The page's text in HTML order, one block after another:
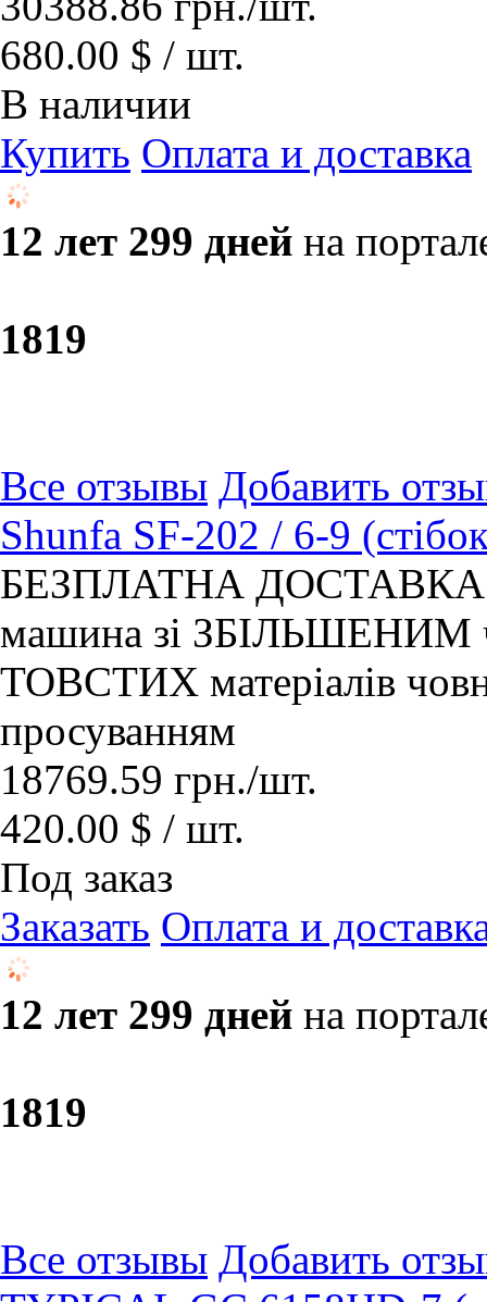
680.00 $ / шт.
В наличии
Купить Оплата и доставка
12 лет 299 дней на
1819
Все отзывы Добавить
Shunfa SF-202 / 6-9
БЕЗПЛАТНА ДОСТАВКА!
машина зі ЗБІЛЬШЕНИМ
ТОВСТИХ матеріалів
просуванням
18769.59 грн./шт.
420.00 $ / шт.
Под заказ
Заказать Оплата и
12 лет 299 дней на
1819
Все отзывы Добавить